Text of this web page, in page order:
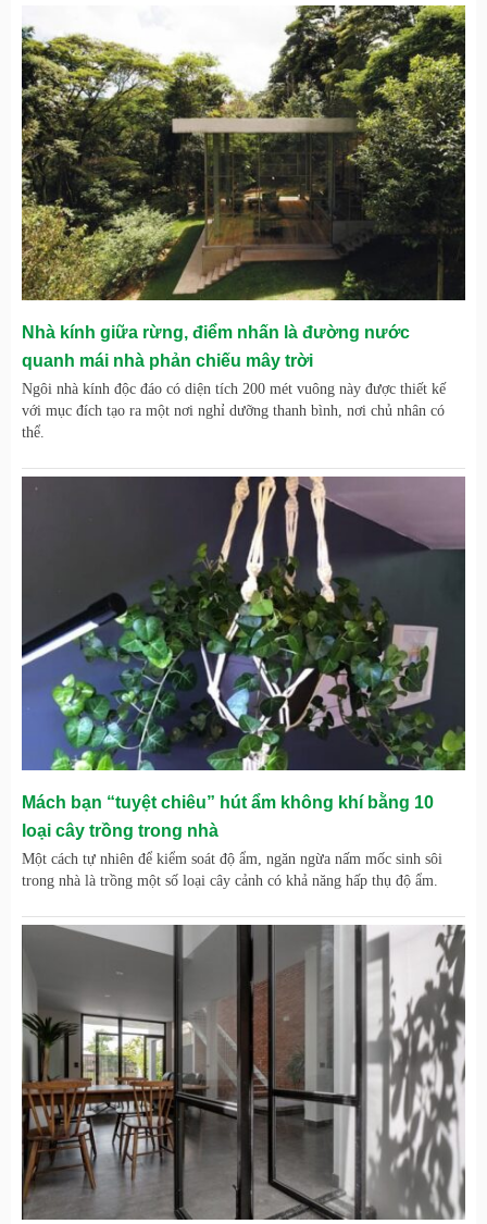
Nhà kính giữa rừng, điểm nhấn là đường nước
quanh mái nhà phản chiếu mây trời
Ngôi nhà kính độc đáo có diện tích 200 mét vuông này được thiết kế
với mục đích tạo ra một nơi nghỉ dưỡng thanh bình, nơi chủ nhân có
thể.
Mách bạn “tuyệt chiêu” hút ẩm không khí bằng 10
loại cây trồng trong nhà
Một cách tự nhiên để kiểm soát độ ẩm, ngăn ngừa nấm mốc sinh sôi
trong nhà là trồng một số loại cây cảnh có khả năng hấp thụ độ ẩm.